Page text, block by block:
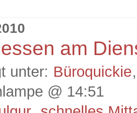
am
unter: Büroquickie,
@ 14:51